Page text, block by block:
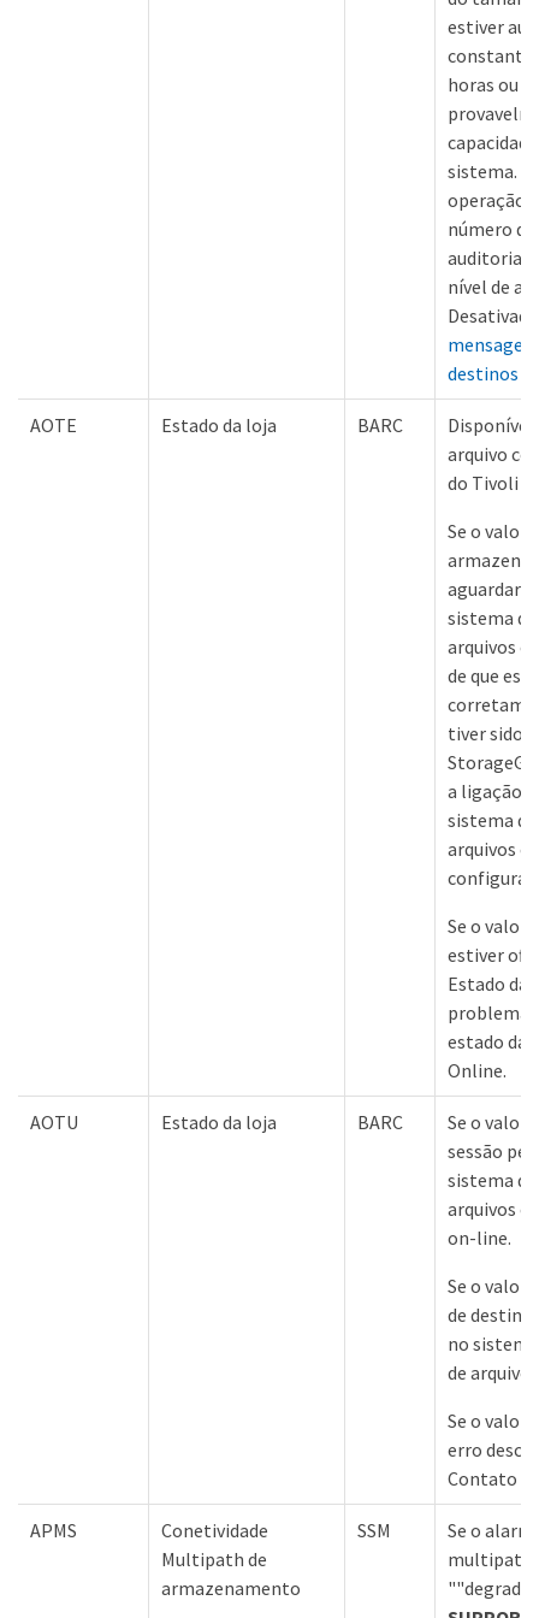
estiver
horas ou
sistema.
operação
número
auditoria
nível de
destinos
AOTE Estado da loja BARC
Disponível
arquivo
do Tivoli
Se o valor
aguardar
sistema
arquivos
de que
tiver sido
a ligação
sistema
arquivos
Se o valor
estiver
Estado da
estado da
Online.
AOTU Estado da loja BARC
Se o valor
sessão
sistema
arquivos
on-line.
Se o valor
de
no
de
Se o valor
erro
Contato
APMS
Conetividade
Multipath de
armazenamento
SSM
Se o
multipath